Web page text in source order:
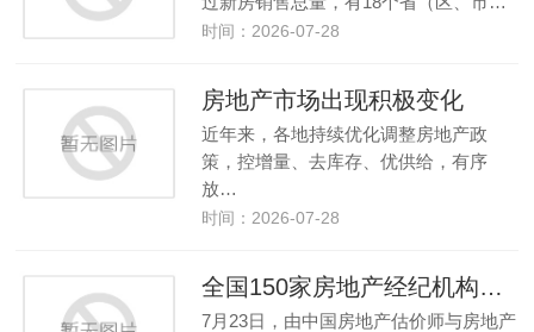
时间：2026-07-28
房地产市场出现积极变化
近年来，各地持续优化调整房地产政
策，控增量、去库存、优供给，有序
放…
时间：2026-07-28
全国150家房地产经纪机构、住房租赁企业 及网络平台公开作出十项承诺
7月23日，由中国房地产估价师与房地产